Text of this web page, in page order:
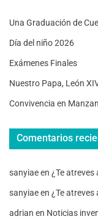
Una Graduación de
Día del niño 2026
Exámenes Finales
Nuestro Papa, León
Convivencia en
Comentarios
sanyiaeen ¿Te atreves
sanyiaeen ¿Te atreves
adrian en Noticias